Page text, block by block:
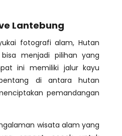
Lantebung
fotografi alam, Hutan
menjadi pilihan yang
ini memiliki jalur kayu
di antara hutan
pemandangan
wisata alam yang